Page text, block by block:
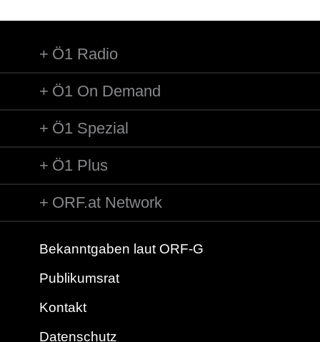
Ö1 Radio
Ö1 On Demand
Ö1 Spezial
Ö1 Plus
ORF.at Network
Bekanntgaben laut ORF-G
Publikumsrat
Kontakt
Datenschutz